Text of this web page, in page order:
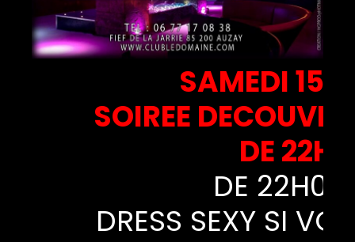
SAMEDI 15
SOIREE
DE 22H
DE
DRESS SEXY SI